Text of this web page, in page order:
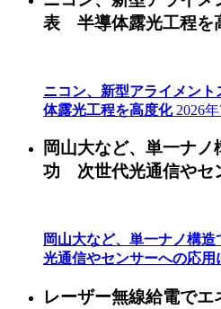
表 半導体露光工程を
ニコン、新型アライメン
体露光工程を高度化 2026
岡山大など、単一ナ
功 次世代光通信やセ
岡山大など、単一ナノ構
光通信やセンサーへの応用
レーザー無線給電でエ